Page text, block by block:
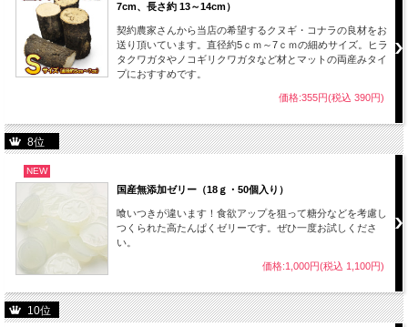
7cm、長さ約 13～14cm）
契約農家さんから当店の希望するクヌギ・コナラの良材をお
送り頂いています。直径約5ｃｍ～7ｃｍの細めサイズ。ヒラ
タクワガタやノコギリクワガタなど材とマットの両産みタイ
プにおすすめです。
価格:355円(税込 390円)
8位
NEW
国産無添加ゼリー（18ｇ・50個入り）
喰いつきが違います！食欲アップを狙って糖分などを考慮し
つくられた高たんぱくゼリーです。ぜひ一度お試しくださ
い。
価格:1,000円(税込 1,100円)
10位